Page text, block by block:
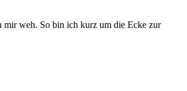
mir weh. So bin ich kurz um die Ecke zur